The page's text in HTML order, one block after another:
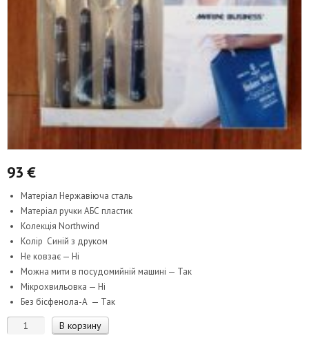
93€
Матеріал Нержавіюча сталь
Матеріал ручки АБС пластик
Колекція Northwind
Колір Синій з друком
Не ковзає — Ні
Можна мити в посудомийній машині — Так
Мікрохвильовка — Ні
Без бісфенола-А — Так
Количество
В корзину